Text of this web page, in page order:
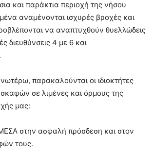
και παράκτια περιοχή της νήσου
αναμένονται ισχυρές βροχές και
να αναπτυχθούν θυελλώδεις
διευθύνσεις 4 με 6 και
παρακαλούνται οι ιδιοκτήτες
σε λιμένες και όρμους της
μας:
στην ασφαλή πρόσδεση και στον
τους.